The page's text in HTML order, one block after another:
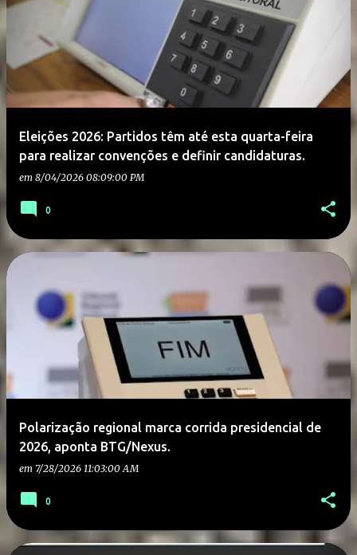
Eleições 2026: Partidos têm até esta quarta-feira
para realizar convenções e definir candidaturas.
em 8/04/2026 08:09:00 PM
0
Polarização regional marca corrida presidencial de
2026, aponta BTG/Nexus.
em 7/28/2026 11:03:00 AM
0